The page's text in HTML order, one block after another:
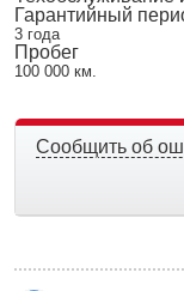
Гарантийный
3 года
Пробег
100 000 км.
Сообщить об